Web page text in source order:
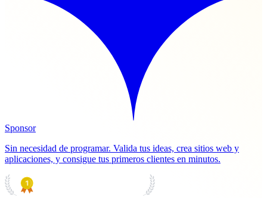
Sponsor
Sin necesidad de programar. Valida tus ideas, crea sitios web y
aplicaciones, y consigue tus primeros clientes en minutos.